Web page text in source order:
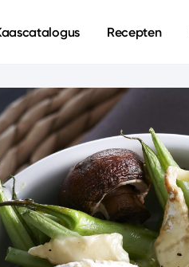
Recepten